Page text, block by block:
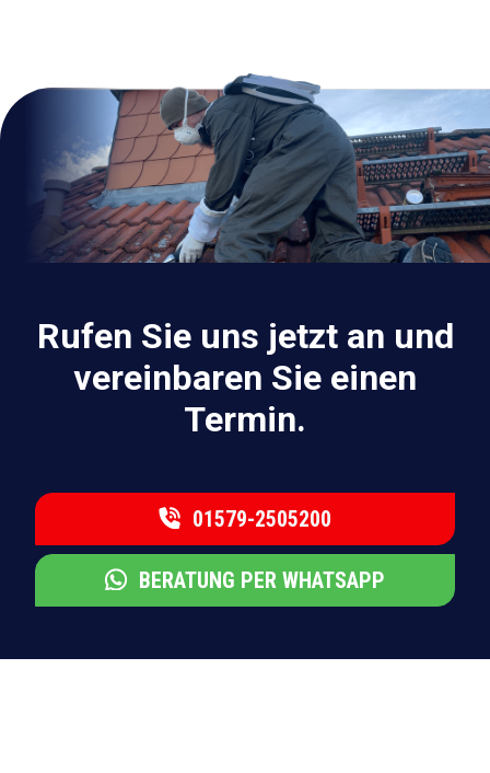
Rufen Sie uns jetzt an und
vereinbaren Sie einen
Termin.
01579-2505200
BERATUNG PER WHATSAPP